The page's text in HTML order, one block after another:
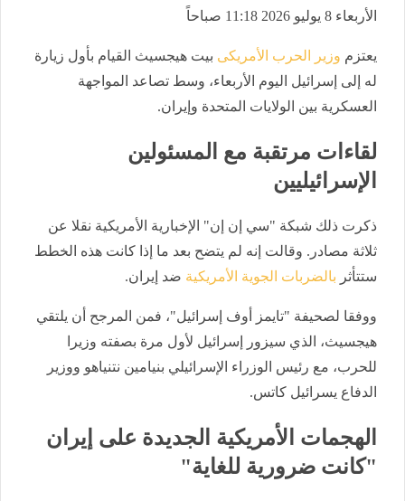
الأربعاء 8 يوليو 2026 11:18 صباحاً
يعتزم وزير الحرب الأمريكى بيت هيجسيث القيام بأول زيارة
له إلى إسرائيل اليوم الأربعاء، وسط تصاعد المواجهة
العسكرية بين الولايات المتحدة وإيران.
لقاءات مرتقبة مع المسئولين
الإسرائيليين
ذكرت ذلك شبكة "سي إن إن" الإخبارية الأمريكية نقلا عن
ثلاثة مصادر. وقالت إنه لم يتضح بعد ما إذا كانت هذه الخطط
ستتأثر بالضربات الجوية الأمريكية ضد إيران.
ووفقا لصحيفة "تايمز أوف إسرائيل"، فمن المرجح أن يلتقي
هيجسيث، الذي سيزور إسرائيل لأول مرة بصفته وزيرا
للحرب، مع رئيس الوزراء الإسرائيلي بنيامين نتنياهو ووزير
الدفاع يسرائيل كاتس.
الهجمات الأمريكية الجديدة على إيران
"كانت ضرورية للغاية"